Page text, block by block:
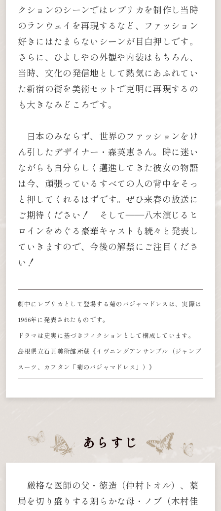
クションのシーンではレプリカを制作し当時
のランウェイを再現するなど、ファッション
好きにはたまらないシーンが目白押しです。
さらに、ひよしやの外観や内装はもちろん、
当時、文化の発信地として熱気にあふれてい
た新宿の街を美術セットで克明に再現するの
も大きなみどころです。
日本のみならず、世界のファッションをけ
ん引したデザイナー・森英恵さん。時に迷い
ながらも自分らしく邁進してきた彼女の物語
は今、頑張っているすべての人の背中をそっ
と押してくれるはずです。ぜひ来春の放送に
ご期待ください！ そして――八木演じるヒ
ロインをめぐる豪華キャストも続々と発表し
ていきますので、今後の解禁にご注目くださ
い！
劇中にレプリカとして登場する菊のパジャマドレスは、実際は
1966年に発表されたものです。
ドラマは史実に基づきフィクションとして構成しています。
島根県立石見美術館所蔵《イヴニングアンサンブル（ジャンプ
スーツ、カフタン「菊のパジャマドレス」）》
あらすじ
厳格な医師の父・徳造（仲村トオル）、薬
局を切り盛りする朗らかな母・ノブ（木村佳